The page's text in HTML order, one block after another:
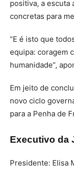
positiva, a escuta
concretas para
“E é isto que
equipa: coragem
humanidade”,
Em jeito de
novo ciclo
para a Penha de
Executivo da
Presidente: Elisa